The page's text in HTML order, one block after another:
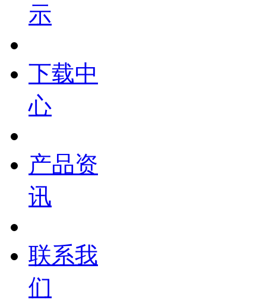
示
下载中
心
产品资
讯
联系我
们